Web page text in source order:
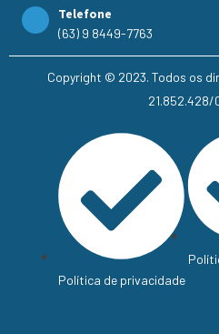
Telefone
(63) 9 8449-7763
Copyright © 2023. Todos os
21.852.428/
Política de privacidade